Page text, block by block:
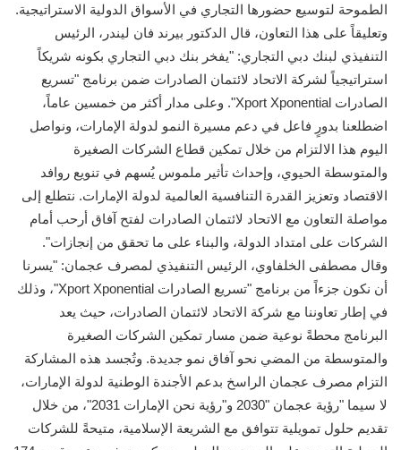
الطموحة لتوسيع حضورها التجاري في الأسواق الدولية الاستراتيجية.
وتعليقاً على هذا التعاون، قال الدكتور بيرند فان ليندر، الرئيس
التنفيذي لبنك دبي التجاري: "يفخر بنك دبي التجاري بكونه شريكاً
استراتيجياً لشركة الاتحاد لائتمان الصادرات ضمن برنامج "تسريع
الصادرات Xport Xponential". وعلى مدار أكثر من خمسين عاماً،
اضطلعنا بدورٍ فاعل في دعم مسيرة النمو لدولة الإمارات، ونواصل
اليوم هذا الالتزام من خلال تمكين قطاع الشركات الصغيرة
والمتوسطة الحيوي، وإحداث تأثير ملموس يُسهم في تنويع روافد
الاقتصاد وتعزيز القدرة التنافسية العالمية لدولة الإمارات. نتطلع إلى
مواصلة التعاون مع الاتحاد لائتمان الصادرات لفتح آفاق أرحب أمام
الشركات على امتداد الدولة، والبناء على ما تحقق من إنجازات".
وقال مصطفى الخلفاوي، الرئيس التنفيذي لمصرف عجمان: "يسرنا
أن نكون جزءاً من برنامج "تسريع الصادرات Xport Xponential"، وذلك
في إطار تعاوننا مع شركة الاتحاد لائتمان الصادرات، حيث يعد
البرنامج محطةً نوعية ضمن مسار تمكين الشركات الصغيرة
والمتوسطة من المضي نحو آفاق نمو جديدة. وتُجسد هذه المشاركة
التزام مصرف عجمان الراسخ بدعم الأجندة الوطنية لدولة الإمارات،
لا سيما "رؤية عجمان "2030 و"رؤية نحن الإمارات 2031"، من خلال
تقديم حلول تمويلية تتوافق مع الشريعة الإسلامية، متيحةً للشركات